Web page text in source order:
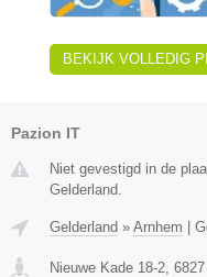
BEKIJK VOLLEDIG
Pazion IT
Niet gevestigd in de
Gelderland.
Gelderland » Arnhem |
Nieuwe Kade 18-2